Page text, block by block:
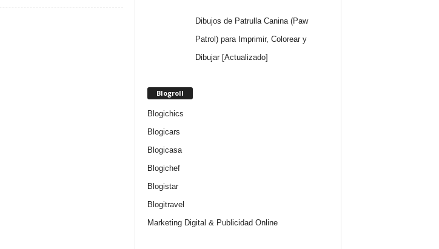
Dibujos de Patrulla Canina (Paw
Patrol) para Imprimir, Colorear y
Dibujar [Actualizado]
Blogroll
Blogichics
Blogicars
Blogicasa
Blogichef
Blogistar
Blogitravel
Marketing Digital & Publicidad Online